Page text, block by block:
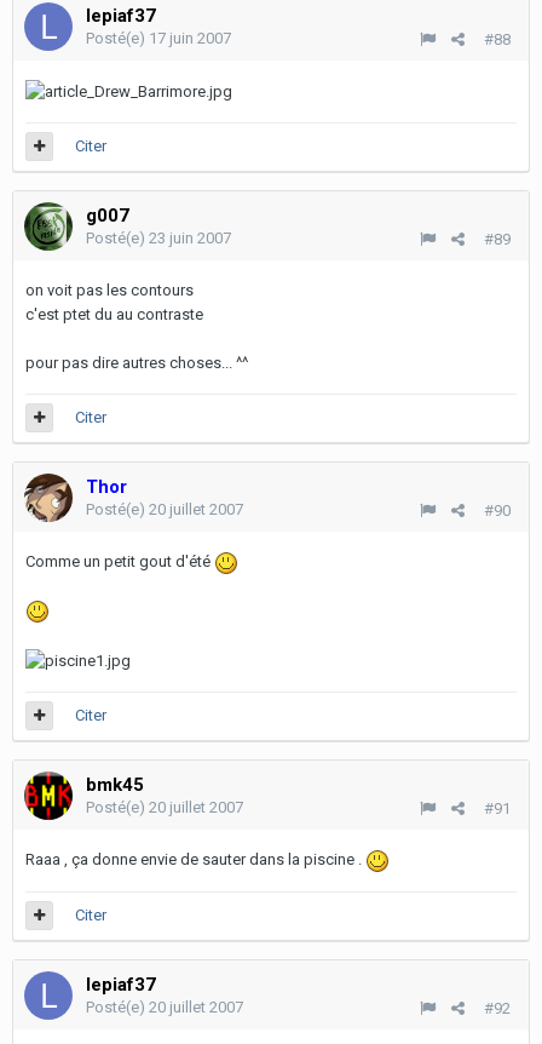
lepiaf37
#88
Posté(e) 17 juin 2007
Citer
g007
#89
Posté(e) 23 juin 2007
on voit pas les contours
c'est ptet du au contraste
pour pas dire autres choses... ^^
Citer
Thor
#90
Posté(e) 20 juillet 2007
Comme un petit gout d'été
Citer
bmk45
#91
Posté(e) 20 juillet 2007
Raaa , ça donne envie de sauter dans la piscine .
Citer
lepiaf37
#92
Posté(e) 20 juillet 2007